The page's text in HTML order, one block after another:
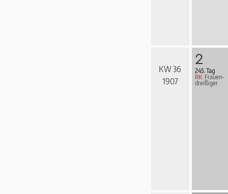
KW 36
1907
2
245. Tag
RK: Frau­en­
drei­ßi­ger